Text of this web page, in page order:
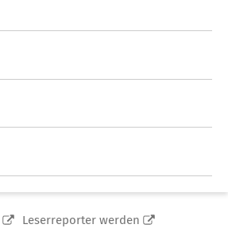
Leserreporter werden